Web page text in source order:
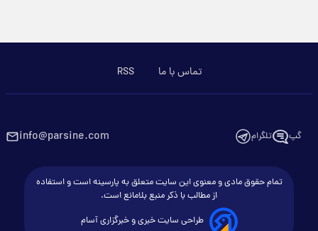
تماس با ما RSS
گپ تلگرام info@parsine.com
تمام حقوق مادی و معنوی این سایت متعلق به پارسینه است و استفاده
از مطالب با ذکر منبع بلامانع است.
طراحی سایت خبری و خبرگزاری آسام